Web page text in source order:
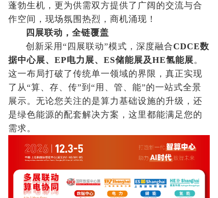
蓬勃生机，更为供需双方提供了广阔的交流与合
作空间，现场氛围热烈，商机涌现！
四展联动，全链覆盖
创新采用“四展联动”模式，深度融合CDCE数
据中心展、EP电力展、ES储能展及HE氢能展。
这一布局打破了传统单一领域的界限，真正实现
了从“算、存、传”到“用、管、能”的一站式全景
展示。无论您关注的是算力基础设施的升级，还
是绿色能源的配套解决方案，这里都能满足您的
需求。